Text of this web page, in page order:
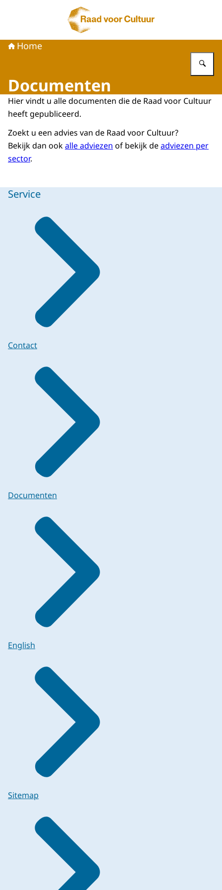
Naar de homepage van Raad voor Cultuur
Home
Documenten
Hier vindt u alle documenten die de Raad voor Cultuur
heeft gepubliceerd.
Zoekt u een advies van de Raad voor Cultuur?
Bekijk dan ookalle adviezen of bekijk deadviezen per
sector.
Service
Contact
Documenten
English
Sitemap